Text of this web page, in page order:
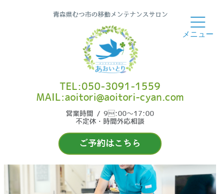
青森県むつ市の移動メンテナンスサロン
ご予約はこちら
TEL:050-3091-1559
MAIL:aoitori@aoitori-cyan.com
営業時間 / 9:00〜17:00
不定休・時間外応相談